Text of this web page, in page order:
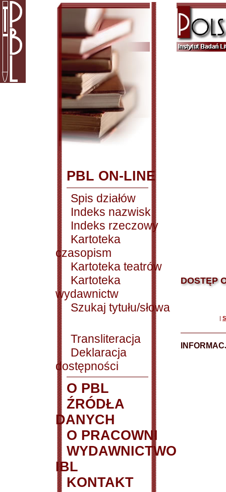
PBL ON-LINE
Spis działów
Indeks nazwisk
Indeks rzeczowy
Kartoteka
czasopism
Kartoteka teatrów
Kartoteka
wydawnictw
Szukaj tytułu/słowa
Transliteracja
Deklaracja
dostępności
O PBL
ŹRÓDŁA
DANYCH
O PRACOWNI
WYDAWNICTWO
IBL
KONTAKT
DOSTĘP
|